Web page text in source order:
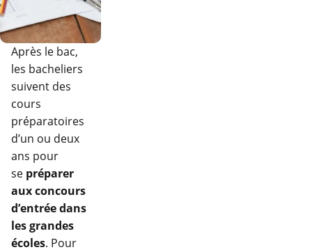
Après le bac,
les bacheliers
suivent des
cours
préparatoires
d’un ou deux
ans pour
se préparer
aux concours
d’entrée dans
les grandes
écoles. Pour